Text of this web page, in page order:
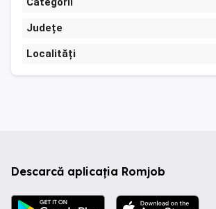
Județe
Localități
Descarcă aplicația Romjob